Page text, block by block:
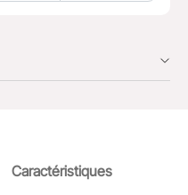
Caractéristiques